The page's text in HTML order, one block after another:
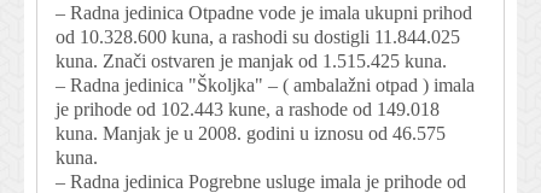
– Radna jedinica Otpadne vode je imala ukupni prihod
od 10.328.600 kuna, a rashodi su dostigli 11.844.025
kuna. Znači ostvaren je manjak od 1.515.425 kuna.
– Radna jedinica "Školjka" – ( ambalažni otpad ) imala
je prihode od 102.443 kune, a rashode od 149.018
kuna. Manjak je u 2008. godini u iznosu od 46.575
kuna.
– Radna jedinica Pogrebne usluge imala je prihode od